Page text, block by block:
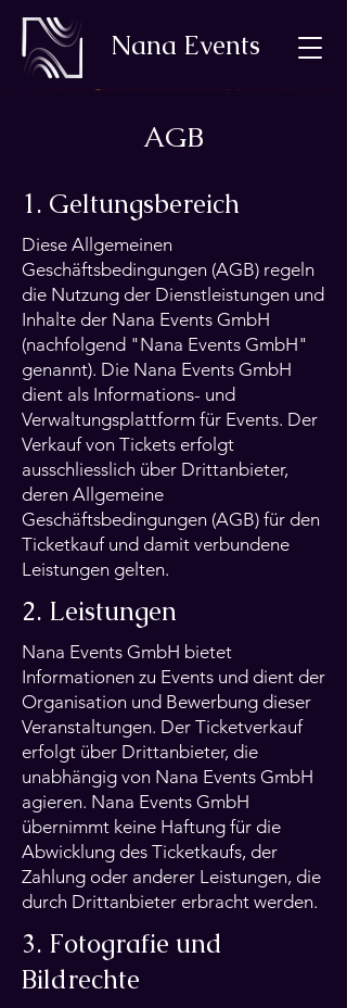
Nana Events
AGB
1. Geltungsbereich
Diese Allgemeinen
Geschäftsbedingungen (AGB) regeln
die Nutzung der Dienstleistungen und
Inhalte der Nana Events GmbH
(nachfolgend "Nana Events GmbH"
genannt). Die Nana Events GmbH
dient als Informations- und
Verwaltungsplattform für Events. Der
Verkauf von Tickets erfolgt
ausschliesslich über Drittanbieter,
deren Allgemeine
Geschäftsbedingungen (AGB) für den
Ticketkauf und damit verbundene
Leistungen gelten.
2. Leistungen
Nana Events GmbH bietet
Informationen zu Events und dient der
Organisation und Bewerbung dieser
Veranstaltungen. Der Ticketverkauf
erfolgt über Drittanbieter, die
unabhängig von Nana Events GmbH
agieren. Nana Events GmbH
übernimmt keine Haftung für die
Abwicklung des Ticketkaufs, der
Zahlung oder anderer Leistungen, die
durch Drittanbieter erbracht werden.
3. Fotografie und
Bildrechte